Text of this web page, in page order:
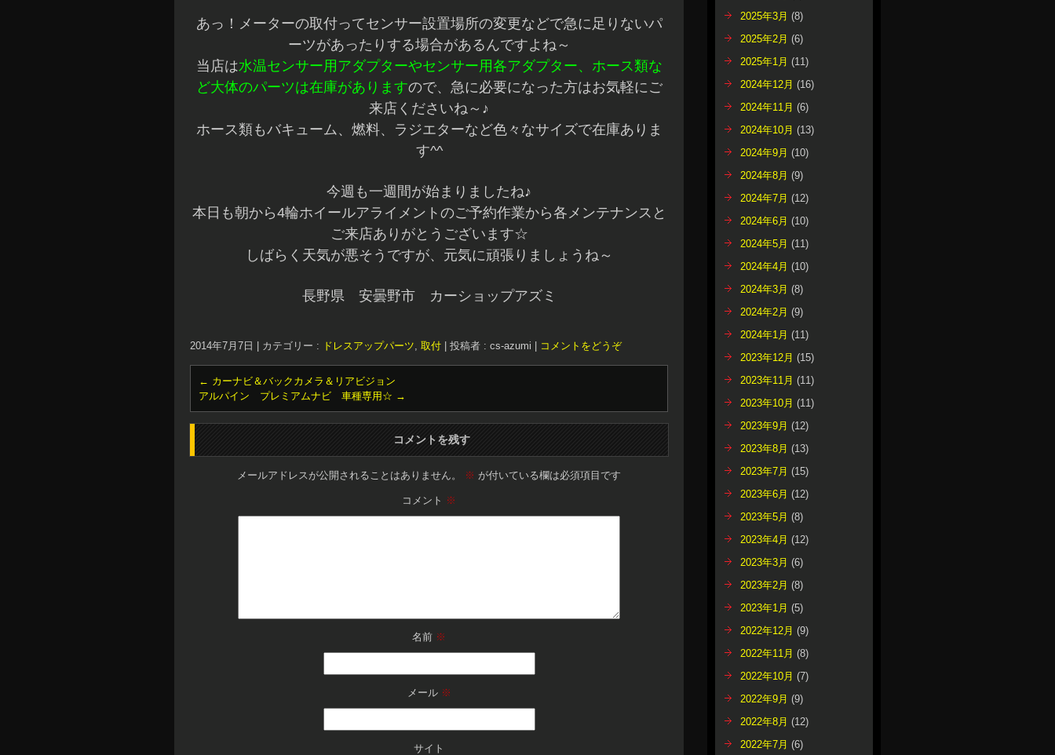
あっ！メーターの取付ってセンサー設置場所の変更などで急に足りないパ
ーツがあったりする場合があるんですよね～
当店は水温センサー用アダプターやセンサー用各アダプター、ホース類な
ど大体のパーツは在庫がありますので、急に必要になった方はお気軽にご
来店くださいね～♪
ホース類もバキューム、燃料、ラジエターなど色々なサイズで在庫ありま
す^^
今週も一週間が始まりましたね♪
本日も朝から4輪ホイールアライメントのご予約作業から各メンテナンスと
ご来店ありがとうございます☆
しばらく天気が悪そうですが、元気に頑張りましょうね～
長野県 安曇野市 カーショップアズミ
2014年7月7日 カテゴリー : ドレスアップパーツ, 取付 投稿者 : cs-azumi コメントをどうぞ
← カーナビ＆バックカメラ＆リアビジョン
アルパイン プレミアムナビ 車種専用☆ →
コメントを残す
メールアドレスが公開されることはありません。 ※ が付いている欄は必須項目です
コメント ※
名前 ※
メール ※
サイト
2025年3月 (8)
2025年2月 (6)
2025年1月 (11)
2024年12月 (16)
2024年11月 (6)
2024年10月 (13)
2024年9月 (10)
2024年8月 (9)
2024年7月 (12)
2024年6月 (10)
2024年5月 (11)
2024年4月 (10)
2024年3月 (8)
2024年2月 (9)
2024年1月 (11)
2023年12月 (15)
2023年11月 (11)
2023年10月 (11)
2023年9月 (12)
2023年8月 (13)
2023年7月 (15)
2023年6月 (12)
2023年5月 (8)
2023年4月 (12)
2023年3月 (6)
2023年2月 (8)
2023年1月 (5)
2022年12月 (9)
2022年11月 (8)
2022年10月 (7)
2022年9月 (9)
2022年8月 (12)
2022年7月 (6)